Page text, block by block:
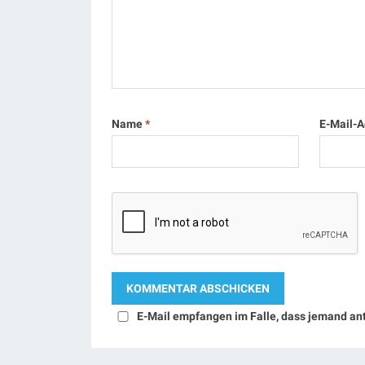
Name* E-Mail-
E-Mail empfangen im Falle, dass jemand